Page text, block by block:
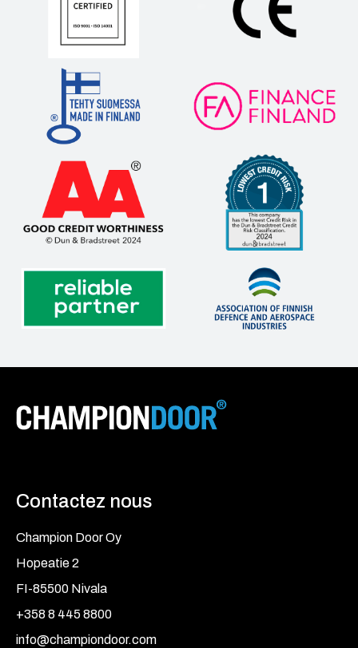
Contactez nous
Champion Door Oy
Hopeatie 2
FI-85500 Nivala
+358 8 445 8800
info@championdoor.com